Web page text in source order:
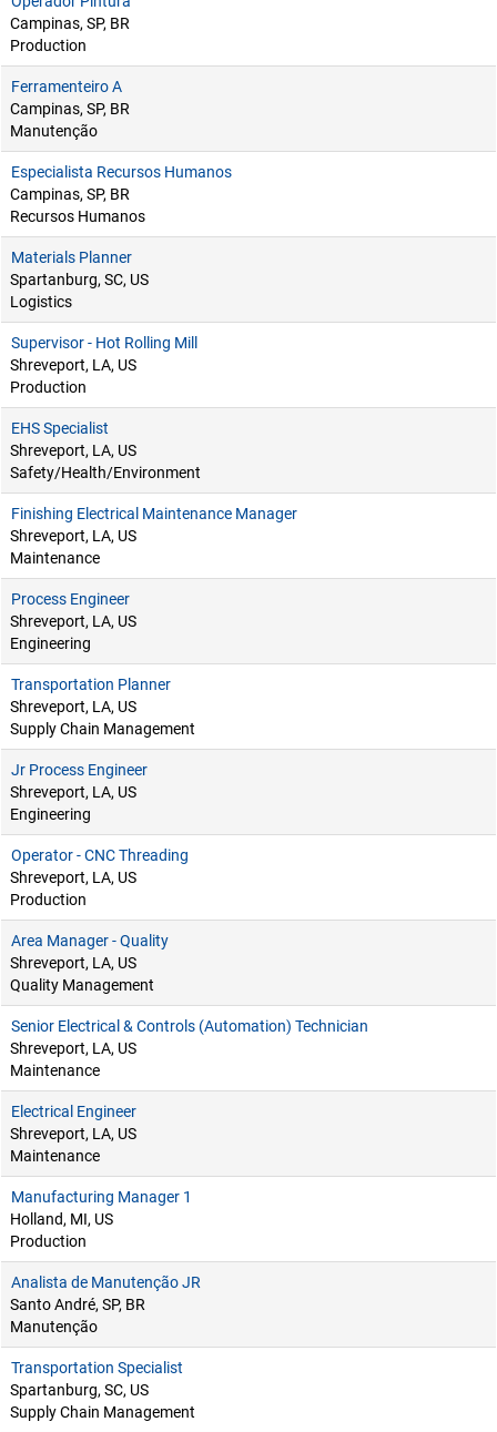
Campinas, SP, BR
Production
Ferramenteiro A
Campinas, SP, BR
Manutenção
Especialista Recursos Humanos
Campinas, SP, BR
Recursos Humanos
Materials Planner
Spartanburg, SC, US
Logistics
Supervisor - Hot Rolling Mill
Shreveport, LA, US
Production
EHS Specialist
Shreveport, LA, US
Safety/Health/Environment
Finishing Electrical Maintenance Manager
Shreveport, LA, US
Maintenance
Process Engineer
Shreveport, LA, US
Engineering
Transportation Planner
Shreveport, LA, US
Supply Chain Management
Jr Process Engineer
Shreveport, LA, US
Engineering
Operator - CNC Threading
Shreveport, LA, US
Production
Area Manager - Quality
Shreveport, LA, US
Quality Management
Senior Electrical & Controls (Automation) Technician
Shreveport, LA, US
Maintenance
Electrical Engineer
Shreveport, LA, US
Maintenance
Manufacturing Manager 1
Holland, MI, US
Production
Analista de Manutenção JR
Santo André, SP, BR
Manutenção
Transportation Specialist
Spartanburg, SC, US
Supply Chain Management